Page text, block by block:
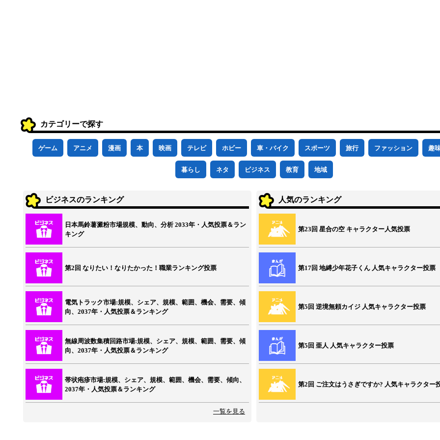
カテゴリーで探す
ゲーム アニメ 漫画 本 映画 テレビ ホビー 車・バイク スポーツ 旅行 ファッション 趣
暮らし ネタ ビジネス 教育 地域
ビジネスのランキング
日本馬鈴薯澱粉市場規模、動向、分析 2033年・人気投票＆ラン
キング
第2回 なりたい！なりたかった！職業ランキング投票
電気トラック市場:規模、シェア、規模、範囲、機会、需要、傾
向、2037年・人気投票＆ランキング
無線周波数集積回路市場:規模、シェア、規模、範囲、需要、傾
向、2037年・人気投票＆ランキング
帯状疱疹市場:規模、シェア、規模、範囲、機会、需要、傾向、
2037年・人気投票＆ランキング
一覧を見る
人気のランキング
第23回 星合の空 キャラクター人気投票
第17回 地縛少年花子くん 人気キャラクター投票
第5回 逆境無頼カイジ 人気キャラクター投票
第5回 亜人 人気キャラクター投票
第2回 ご注文はうさぎですか? 人気キャラクター